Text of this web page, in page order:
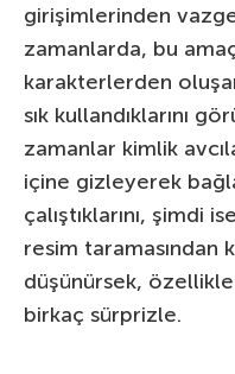
girişimlerinden
zamanlarda, bu
karakterlerden
sık kullandıklarını
zamanlar kimlik
içine gizleyerek
çalıştıklarını, şimdi
resim taramasından
düşünürsek,
birkaç sürprizle.